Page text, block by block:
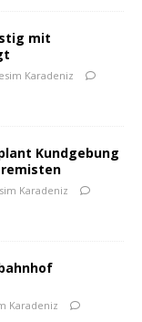
mit
Karadeniz
Kundgebung
Karadeniz
Karadeniz